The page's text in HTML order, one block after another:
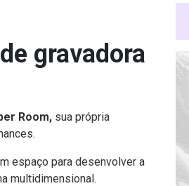
gravadora
Room, sua própria
espaço para desenvolver a
multidimensional.